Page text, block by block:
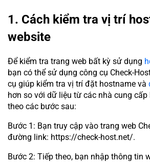
1. Cách kiểm tra vị trí
website
Để kiểm tra trang web bất kỳ sử dụng
bạn có thể sử dụng công cụ Check-
cụ giúp kiểm tra vị trí đặt hostname và
hơn so với dữ liệu từ các nhà cung
theo các bước sau:
Bước 1: Bạn truy cập vào trang web
đường link: https://check-host.net/.
Bước 2: Tiếp theo, bạn nhập thông tin